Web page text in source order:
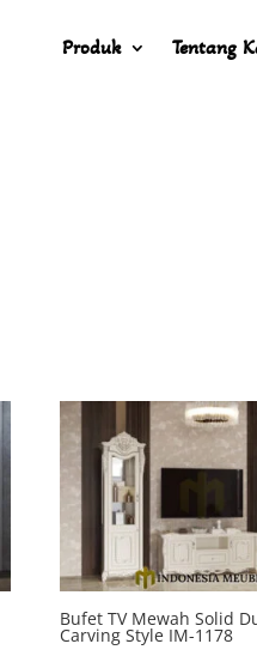
Produk Tentang
Bufet TV Mewah Solid
Carving Style IM-1178